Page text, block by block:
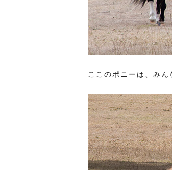
ここのポニーは、み